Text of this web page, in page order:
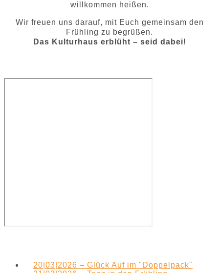
willkommen heißen.
Wir freuen uns darauf, mit Euch gemeinsam den
Frühling zu begrüßen.
Das Kulturhaus erblüht – seid dabei!
20|03|2026 – Glück Auf im "Doppelpack"